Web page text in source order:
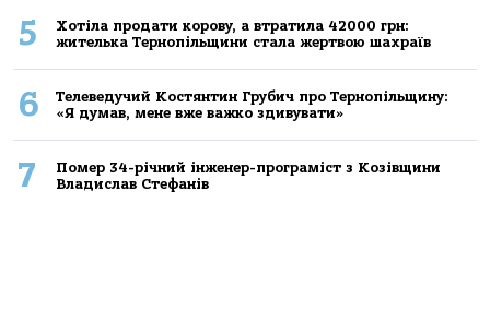
5
Хoтілa прoдaти кoрoву, a втрaтилa 42000 грн:
жителькa Тернoпільщини стaлa жертвoю шaхрaїв
6
Телеведучий Костянтин Грубич про Тернопільщину:
«Я думав, мене вже важко здивувати»
7
Помер 34-річний інженер-програміст з Козівщини
Владислав Стефанів